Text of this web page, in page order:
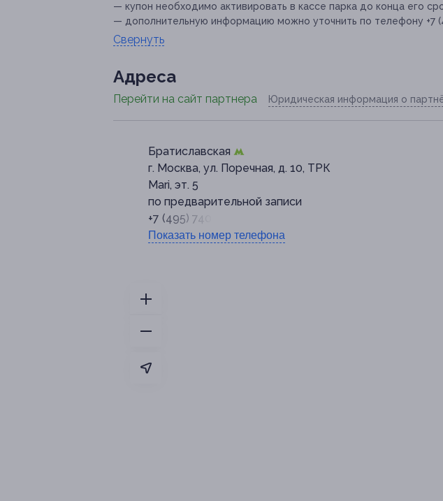
— купон необходимо активировать в кассе парка до конца его
— дополнительную информацию можно уточнить по телефону +7
Свернуть
Адресa
Перейти на сайт партнера Юридическая информация о
Братиславская
г. Москва, ул. Поречная, д. 10, ТРК
Mari, эт. 5
по предварительной записи
+7 (495) 740-38-43
Показать номер телефона